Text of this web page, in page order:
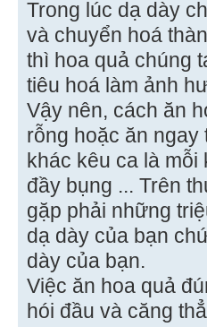
Trong lúc dạ dày
và chuyển hoá
thì hoa quả chúng
tiêu hoá làm ảnh
Vậy nên, cách ăn
rỗng hoặc ăn
khác kêu ca là
đầy bụng ... Trên
gặp phải những
dạ dày của bạn
dày của bạn.
Việc ăn hoa quả
hói đầu và căng